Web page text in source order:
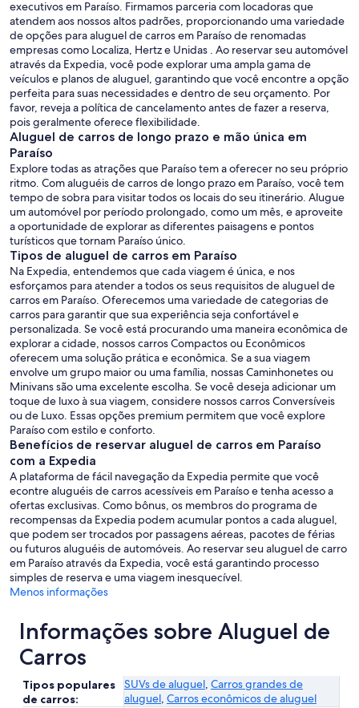
executivos em Paraíso. Firmamos parceria com locadoras que
atendem aos nossos altos padrões, proporcionando uma variedade
de opções para aluguel de carros em Paraíso de renomadas
empresas como Localiza, Hertz e Unidas . Ao reservar seu automóvel
através da Expedia, você pode explorar uma ampla gama de
veículos e planos de aluguel, garantindo que você encontre a opção
perfeita para suas necessidades e dentro de seu orçamento. Por
favor, reveja a política de cancelamento antes de fazer a reserva,
pois geralmente oferece flexibilidade.
Aluguel de carros de longo prazo e mão única em
Paraíso
Explore todas as atrações que Paraíso tem a oferecer no seu próprio
ritmo. Com aluguéis de carros de longo prazo em Paraíso, você tem
tempo de sobra para visitar todos os locais do seu itinerário. Alugue
um automóvel por período prolongado, como um mês, e aproveite
a oportunidade de explorar as diferentes paisagens e pontos
turísticos que tornam Paraíso único.
Tipos de aluguel de carros em Paraíso
Na Expedia, entendemos que cada viagem é única, e nos
esforçamos para atender a todos os seus requisitos de aluguel de
carros em Paraíso. Oferecemos uma variedade de categorias de
carros para garantir que sua experiência seja confortável e
personalizada. Se você está procurando uma maneira econômica de
explorar a cidade, nossos carros Compactos ou Econômicos
oferecem uma solução prática e econômica. Se a sua viagem
envolve um grupo maior ou uma família, nossas Caminhonetes ou
Minivans são uma excelente escolha. Se você deseja adicionar um
toque de luxo à sua viagem, considere nossos carros Conversíveis
ou de Luxo. Essas opções premium permitem que você explore
Paraíso com estilo e conforto.
Benefícios de reservar aluguel de carros em Paraíso
com a Expedia
A plataforma de fácil navegação da Expedia permite que você
econtre aluguéis de carros acessíveis em Paraíso e tenha acesso a
ofertas exclusivas. Como bônus, os membros do programa de
recompensas da Expedia podem acumular pontos a cada aluguel,
que podem ser trocados por passagens aéreas, pacotes de férias
ou futuros aluguéis de automóveis. Ao reservar seu aluguel de carro
em Paraíso através da Expedia, você está garantindo processo
simples de reserva e uma viagem inesquecível.
Menos informações
Informações sobre Aluguel de
Carros
Tipos populares
de carros:
SUVs de aluguel, Carros grandes de
aluguel, Carros econômicos de aluguel